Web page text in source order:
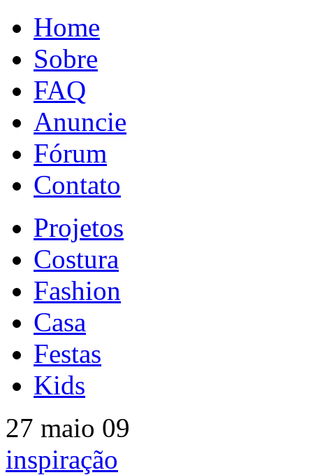
Home
Sobre
FAQ
Anuncie
Fórum
Contato
Projetos
Costura
Fashion
Casa
Festas
Kids
27 maio 09
inspiração